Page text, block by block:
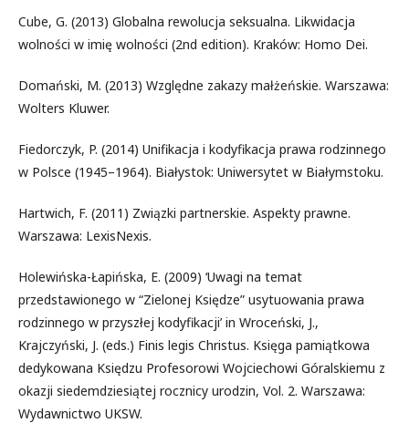
Cube, G. (2013) Globalna rewolucja seksualna. Likwidacja
wolności w imię wolności (2nd edition). Kraków: Homo Dei.
Domański, M. (2013) Względne zakazy małżeńskie. Warszawa:
Wolters Kluwer.
Fiedorczyk, P. (2014) Unifikacja i kodyfikacja prawa rodzinnego
w Polsce (1945–1964). Białystok: Uniwersytet w Białymstoku.
Hartwich, F. (2011) Związki partnerskie. Aspekty prawne.
Warszawa: LexisNexis.
Holewińska-Łapińska, E. (2009) ‘Uwagi na temat
przedstawionego w “Zielonej Księdze” usytuowania prawa
rodzinnego w przyszłej kodyfikacji’ in Wroceński, J.,
Krajczyński, J. (eds.) Finis legis Christus. Księga pamiątkowa
dedykowana Księdzu Profesorowi Wojciechowi Góralskiemu z
okazji siedemdziesiątej rocznicy urodzin, Vol. 2. Warszawa:
Wydawnictwo UKSW.